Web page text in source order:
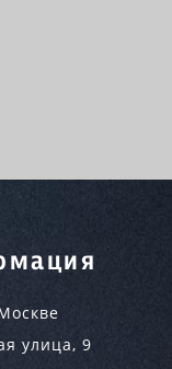
улица, 9